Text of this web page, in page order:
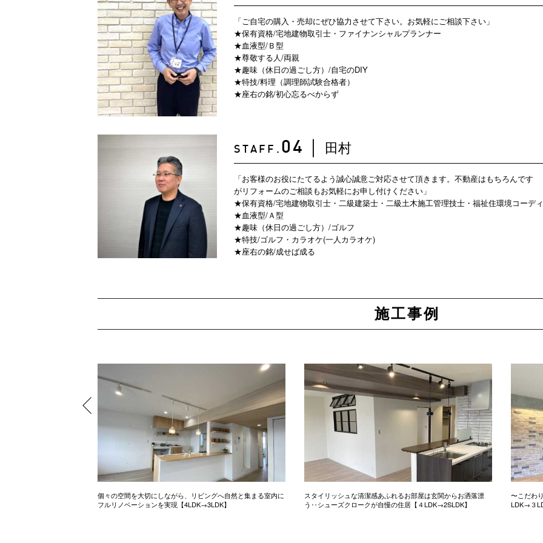
「ご自宅の購入・売却にぜひ協力させて下さい。お気軽にご相談下さい」
★保有資格/宅地建物取引士・ファイナンシャルプランナー
★血液型/Ｂ型
★尊敬する人/両親
★趣味（休日の過ごし方）/自宅のDIY
★特技/料理（調理師試験合格者）
★座右の銘/初心忘るべからず
STAFF. 04 田村
「お客様のお役にたてるよう誠心誠意ご対応させて頂きます。不動産はもちろんです
がリフォームのご相談もお気軽にお申し付けください」
★保有資格/宅地建物取引士・二級建築士・二級土木施工管理技士・福祉住環境コーデ
★血液型/Ａ型
★趣味（休日の過ごし方）/ゴルフ
★特技/ゴルフ・カラオケ(一人カラオケ)
★座右の銘/成せば成る
施工事例
個々の空間を大切にしながら、リビングへ自然と集まる室内に
フルリノベーションを実現【4LDK→3LDK】
スタイリッシュな清潔感あふれるお部屋は玄関からお洒落漂
う‥シューズクロークが自慢の住居【４LDK→2SLDK】
〜こだわ
LDK→３